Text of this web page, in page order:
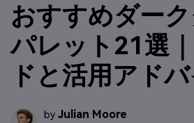
おすすめダー
パレット21選
ドと活用アド
by Julian Moore